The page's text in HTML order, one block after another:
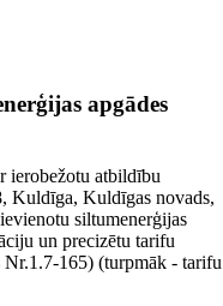
apgādes
ierobežotu atbildību
Kuldīga, Kuldīgas novads,
siltumenerģijas
un precizētu tarifu
Nr.1.7-165) (turpmāk - tarifu